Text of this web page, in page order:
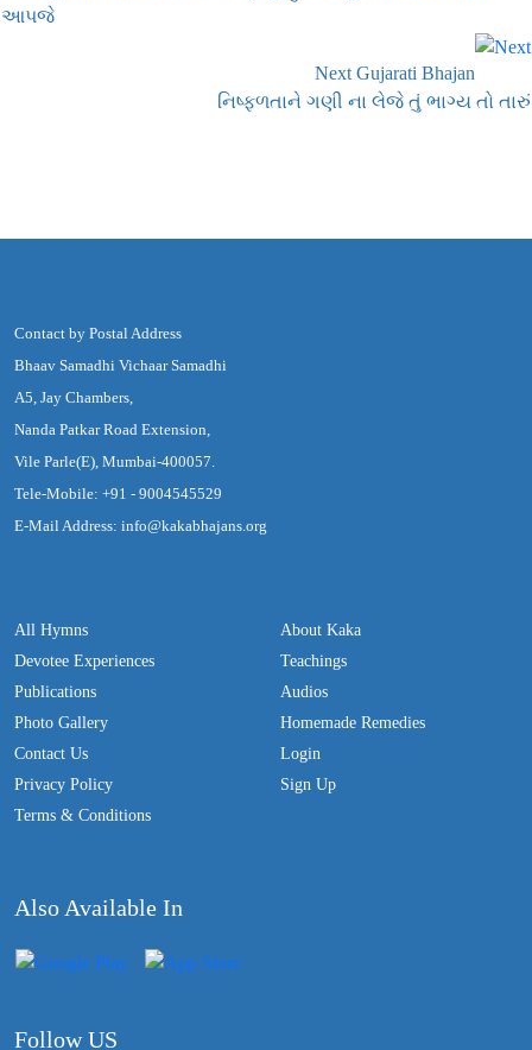
આપજે
Next Gujarati Bhajan
નિષ્ફળતાને ગણી ના લેજે તું ભાગ્ય તો તારું
Contact by Postal Address
Bhaav Samadhi Vichaar Samadhi
A5, Jay Chambers,
Nanda Patkar Road Extension,
Vile Parle(E), Mumbai-400057.
Tele-Mobile: +91 - 9004545529
E-Mail Address: info@kakabhajans.org
All Hymns
Devotee Experiences
Publications
Photo Gallery
Contact Us
Privacy Policy
Terms & Conditions
About Kaka
Teachings
Audios
Homemade Remedies
Login
Sign Up
Also Available In
Follow US